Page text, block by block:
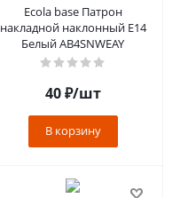
Ecola base Патрон
накладной наклонный E14
Белый AB4SNWEAY
40₽/шт
В корзину